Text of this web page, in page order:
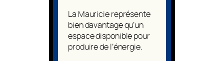
La Mauricie représente
bien davantage qu’un
espace disponible pour
produire de l’énergie.